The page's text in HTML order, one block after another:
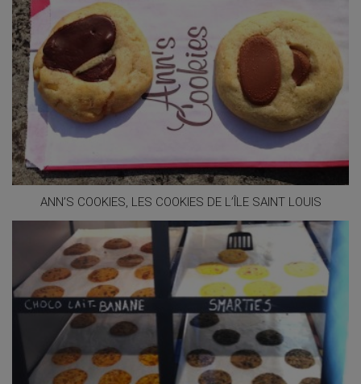
ANN’S COOKIES, LES COOKIES DE L’ÎLE SAINT LOUIS